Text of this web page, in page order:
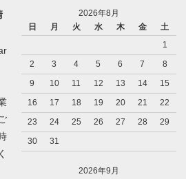
2026年8月
日
月 火 水 木 金
土
1
2
3 4 5 6 7
8
9
10 11 12 13 14
15
16
17 18 19 20 21
22
23
24 25 26 27 28
29
30
31
2026年9月